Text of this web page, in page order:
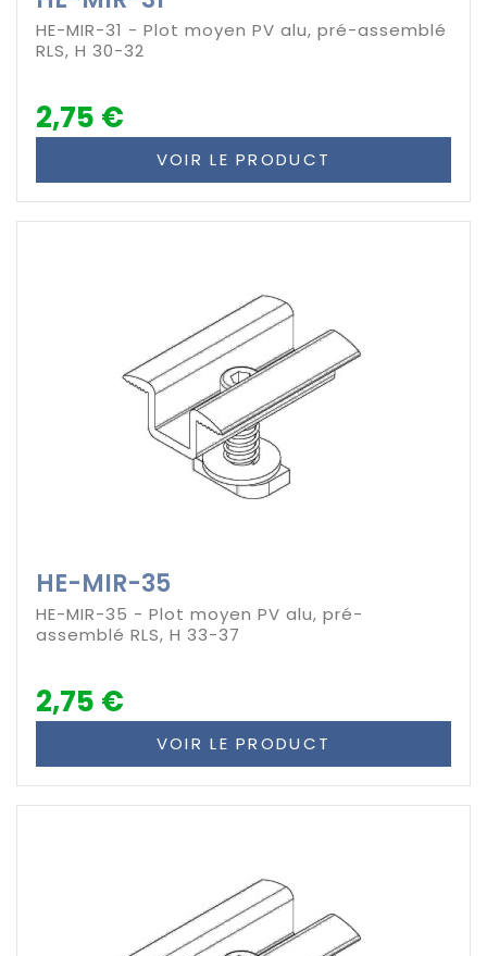
HE-MIR-31 - Plot moyen PV alu, pré-assemblé
RLS, H 30-32
2,75 €
VOIR LE PRODUCT
HE-MIR-35
HE-MIR-35 - Plot moyen PV alu, pré-
assemblé RLS, H 33-37
2,75 €
VOIR LE PRODUCT